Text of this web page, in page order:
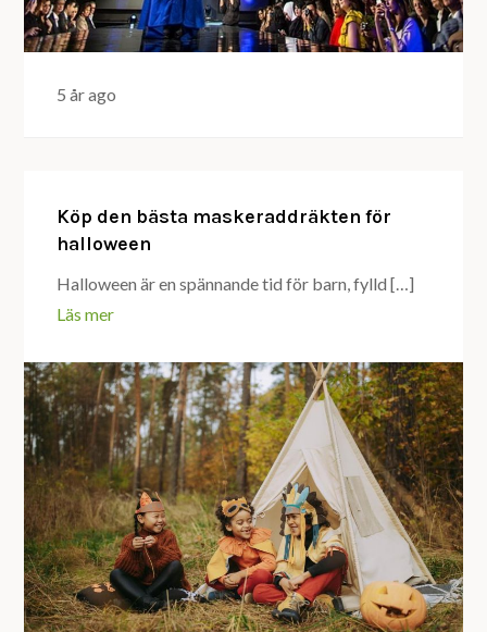
5 år ago
Köp den bästa maskeraddräkten för
halloween
Halloween är en spännande tid för barn, fylld […]
Läs mer